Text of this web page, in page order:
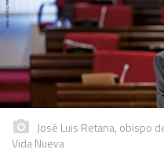
José Luis Retana, obispo
Vida Nueva